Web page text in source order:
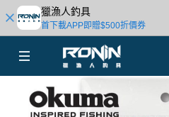
獵漁人釣具
首下載APP即贈$500折價券